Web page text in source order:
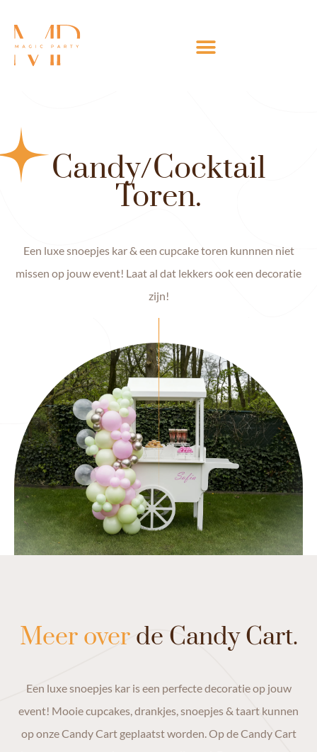
Candy/Cocktail
Toren.
Een luxe snoepjes kar & een cupcake toren kunnnen niet
missen op jouw event! Laat al dat lekkers ook een decoratie
zijn!
Meer overde Candy Cart.
Een luxe snoepjes kar is een perfecte decoratie op jouw
event! Mooie cupcakes, drankjes, snoepjes & taart kunnen
op onze Candy Cart geplaatst worden. Op de Candy Cart